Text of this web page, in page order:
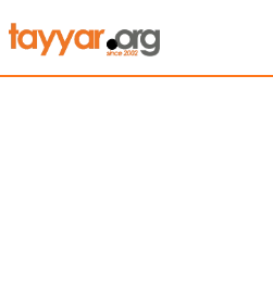
Sun, Aug 9th 29°C